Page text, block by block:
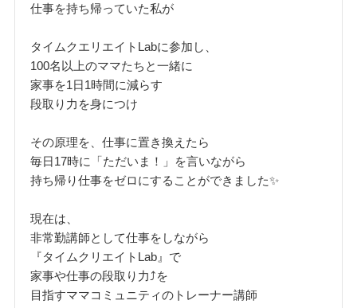
仕事を持ち帰っていた私が
タイムクエリエイトLabに参加し、
100名以上のママたちと一緒に
家事を1日1時間に減らす
段取り力を身につけ
その原理を、仕事に置き換えたら
毎日17時に「ただいま！」を言いながら
持ち帰り仕事をゼロにすることができました✨
現在は、
非常勤講師として仕事をしながら
『タイムクリエイトLab』で
家事や仕事の段取り力⤴️を
目指すママコミュニティのトレーナー講師